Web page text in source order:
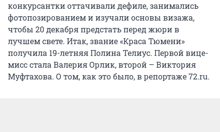
конкурсантки оттачивали дефиле, занимались
фотопозированием и изучали основы визажа,
чтобы 20 декабря предстать перед жюри в
лучшем свете. Итак, звание «Краса Тюмени»
получила 19-летняя Полина Телиус. Первой вице-
мисс стала Валерия Орлик, второй – Виктория
Муфтахова. О том, как это было, в репортаже 72.ru.